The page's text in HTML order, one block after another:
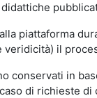
piattaforma
veridicità) il
conservati in
di richieste